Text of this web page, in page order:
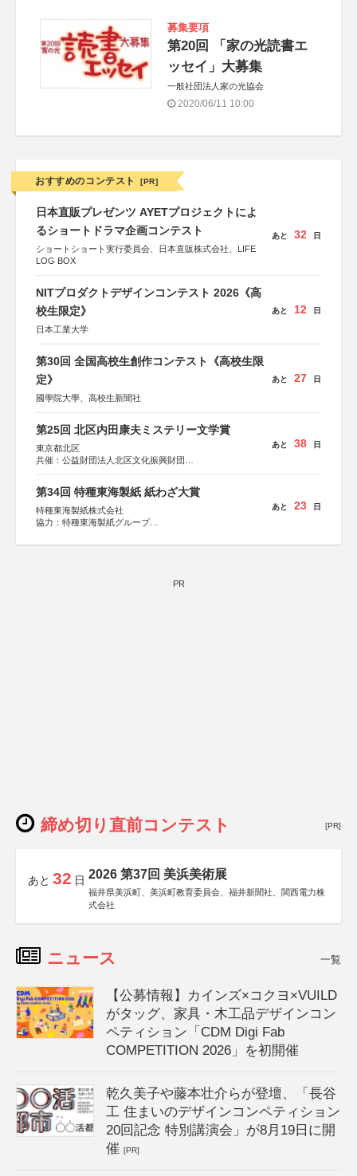
募集要項
第20回 「家の光読書エ
ッセイ」大募集
一般社団法人家の光協会
2020/06/11 10:00
おすすめのコンテスト [PR]
日本直販プレゼンツ AYETプロジェクトによ
るショートドラマ企画コンテスト
ショートショート実行委員会、日本直販株式会社、LIFE
LOG BOX
あと 32 日
NITプロダクトデザインコンテスト 2026《高
校生限定》
日本工業大学
あと 12 日
第30回 全国高校生創作コンテスト《高校生限
定》
國學院大學、高校生新聞社
あと 27 日
第25回 北区内田康夫ミステリー文学賞
東京都北区
共催：公益財団法人北区文化振興財団
あと 38 日
第34回 特種東海製紙 紙わざ大賞
特種東海製紙株式会社
協力：特種東海製紙グループ
あと 23 日
PR
締め切り直前コンテスト [PR]
あと 32 日 2026 第37回 美浜美術展
福井県美浜町、美浜町教育委員会、福井新聞社、関西電力株
式会社
ニュース 一覧
【公募情報】カインズ×コクヨ×VUILD
がタッグ、家具・木工品デザインコン
ペティション「CDM Digi Fab
COMPETITION 2026」を初開催
乾久美子や藤本壮介らが登壇、「長谷
工 住まいのデザインコンペティション
20回記念 特別講演会」が8月19日に開
催[PR]